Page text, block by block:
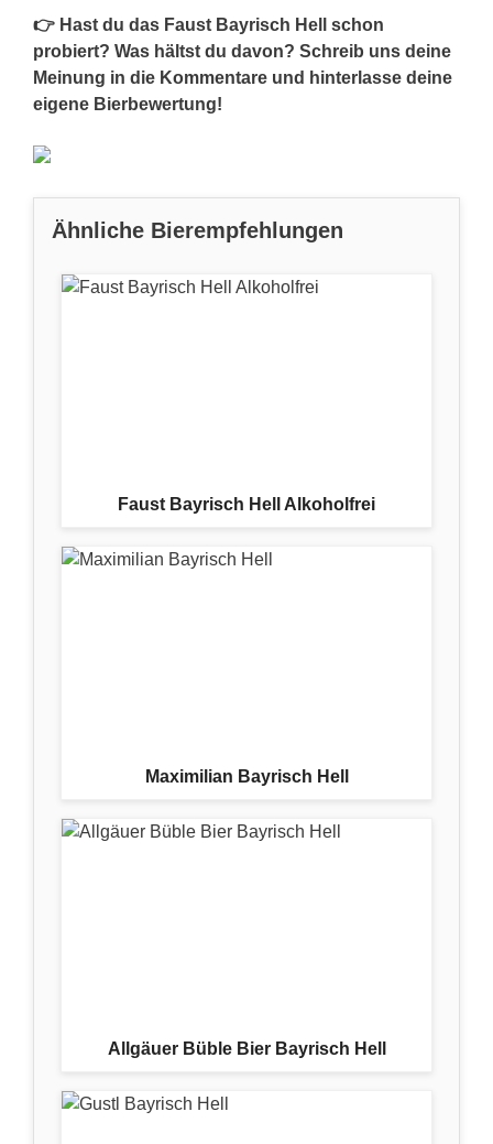
👉 Hast du das Faust Bayrisch Hell schon
probiert? Was hältst du davon? Schreib uns deine
Meinung in die Kommentare und hinterlasse deine
eigene Bierbewertung!
Ähnliche Bierempfehlungen
Faust Bayrisch Hell Alkoholfrei
Maximilian Bayrisch Hell
Allgäuer Büble Bier Bayrisch Hell